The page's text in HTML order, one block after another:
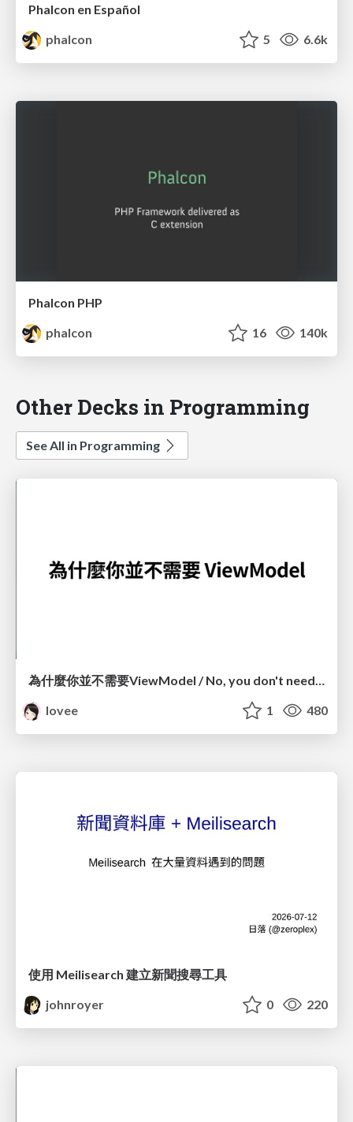
Phalcon en Español
phalcon
5 6.6k
Phalcon PHP
phalcon
16 140k
Other Decks in Programming
See All in Programming
為什麼你並不需要ViewModel / No, you don't need a ViewModel
lovee
1 480
使用 Meilisearch 建立新聞搜尋工具
johnroyer
0 220